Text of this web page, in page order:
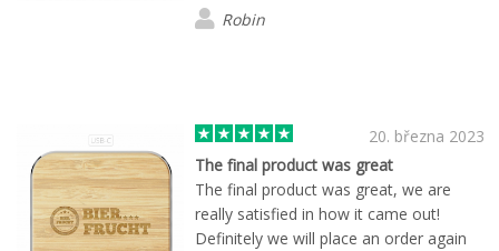
were happy. Top notch service!
Robin
20. března 2023
The final product was great
The final product was great, we are
really satisfied in how it came out!
Definitely we will place an order again